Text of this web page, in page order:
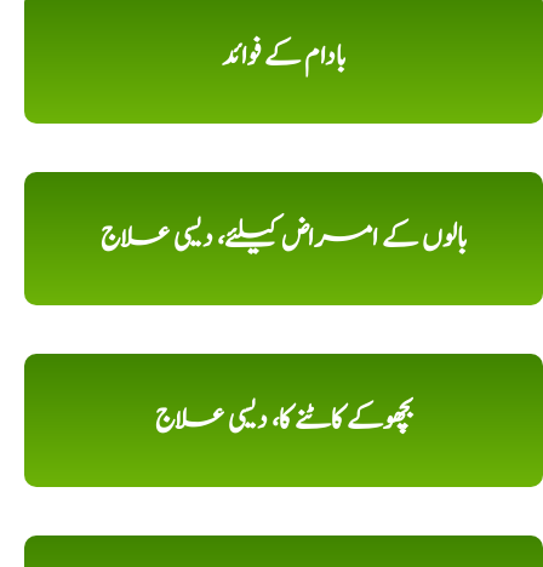
بادام کے فوائد
بالوں کے امراض کیلئے، دیسی علاج
بچھوکے کاٹنے کا، دیسی علاج